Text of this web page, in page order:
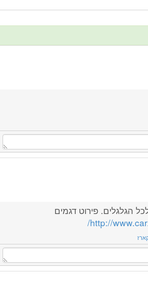
הגלגלים. פירוט דגמים
http://